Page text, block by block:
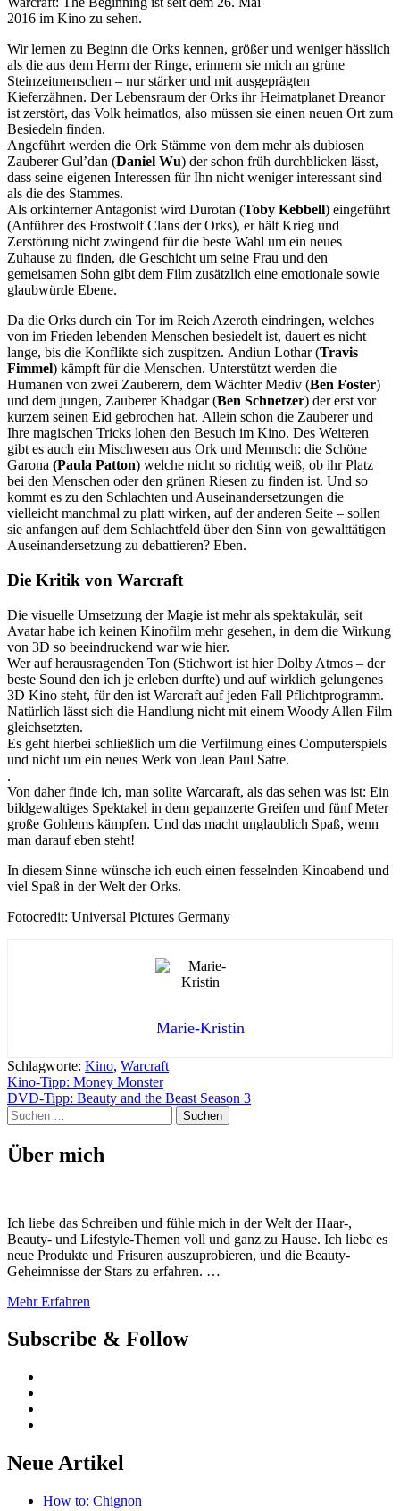
2016 im Kino zu sehen.
Wir lernen zu Beginn die Orks kennen, größer und weniger hässlich
als die aus dem Herrn der Ringe, erinnern sie mich an grüne
Steinzeitmenschen – nur stärker und mit ausgeprägten
Kieferzähnen. Der Lebensraum der Orks ihr Heimatplanet Dreanor
ist zerstört, das Volk heimatlos, also müssen sie einen neuen Ort zum
Besiedeln finden.
Angeführt werden die Ork Stämme von dem mehr als dubiosen
Zauberer Gul’dan (Daniel Wu) der schon früh durchblicken lässt,
dass seine eigenen Interessen für Ihn nicht weniger interessant sind
als die des Stammes.
Als orkinterner Antagonist wird Durotan (Toby Kebbell) eingeführt
(Anführer des Frostwolf Clans der Orks), er hält Krieg und
Zerstörung nicht zwingend für die beste Wahl um ein neues
Zuhause zu finden, die Geschicht um seine Frau und den
gemeisamen Sohn gibt dem Film zusätzlich eine emotionale sowie
glaubwürde Ebene.
Da die Orks durch ein Tor im Reich Azeroth eindringen, welches
von im Frieden lebenden Menschen besiedelt ist, dauert es nicht
lange, bis die Konflikte sich zuspitzen. Andiun Lothar (Travis
Fimmel) kämpft für die Menschen. Unterstützt werden die
Humanen von zwei Zauberern, dem Wächter Mediv (Ben Foster)
und dem jungen, Zauberer Khadgar (Ben Schnetzer) der erst vor
kurzem seinen Eid gebrochen hat. Allein schon die Zauberer und
Ihre magischen Tricks lohen den Besuch im Kino. Des Weiteren
gibt es auch ein Mischwesen aus Ork und Mennsch: die Schöne
Garona (Paula Patton) welche nicht so richtig weiß, ob ihr Platz
bei den Menschen oder den grünen Riesen zu finden ist. Und so
kommt es zu den Schlachten und Auseinandersetzungen die
vielleicht manchmal zu platt wirken, auf der anderen Seite – sollen
sie anfangen auf dem Schlachtfeld über den Sinn von gewalttätigen
Auseinandersetzung zu debattieren? Eben.
Die Kritik von Warcraft
Die visuelle Umsetzung der Magie ist mehr als spektakulär, seit
Avatar habe ich keinen Kinofilm mehr gesehen, in dem die Wirkung
von 3D so beeindruckend war wie hier.
Wer auf herausragenden Ton (Stichwort ist hier Dolby Atmos – der
beste Sound den ich je erleben durfte) und auf wirklich gelungenes
3D Kino steht, für den ist Warcraft auf jeden Fall Pflichtprogramm.
Natürlich lässt sich die Handlung nicht mit einem Woody Allen Film
gleichsetzten.
Es geht hierbei schließlich um die Verfilmung eines Computerspiels
und nicht um ein neues Werk von Jean Paul Satre.
.
Von daher finde ich, man sollte Warcaraft, als das sehen was ist: Ein
bildgewaltiges Spektakel in dem gepanzerte Greifen und fünf Meter
große Gohlems kämpfen. Und das macht unglaublich Spaß, wenn
man darauf eben steht!
In diesem Sinne wünsche ich euch einen fesselnden Kinoabend und
viel Spaß in der Welt der Orks.
Fotocredit: Universal Pictures Germany
Marie-Kristin
Schlagworte: Kino, Warcraft
Beitragsnavigation
Kino-Tipp: Money Monster
DVD-Tipp: Beauty and the Beast Season 3
Suchen
nach:
Über mich
Ich liebe das Schreiben und fühle mich in der Welt der Haar-,
Beauty- und Lifestyle-Themen voll und ganz zu Hause. Ich liebe es
neue Produkte und Frisuren auszuprobieren, und die Beauty-
Geheimnisse der Stars zu erfahren. …
Mehr Erfahren
Subscribe & Follow
Neue Artikel
How to: Chignon